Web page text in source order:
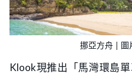
挪亞方舟 |
Klook現推出「馬灣環島